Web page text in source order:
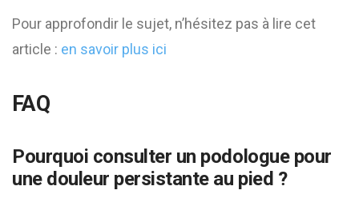
Pour approfondir le sujet, n’hésitez pas à lire cet
article : en savoir plus ici
FAQ
Pourquoi consulter un podologue pour
une douleur persistante au pied ?